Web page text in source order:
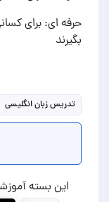
حرفه ای: برای
بگیرند
تدریس زبان انگلیسی
این بسته